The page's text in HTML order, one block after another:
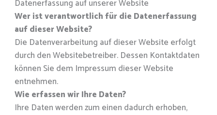
Datenerfassung auf unserer Website
Wer ist verantwortlich für die Datenerfassung
auf dieser Website?
Die Datenverarbeitung auf dieser Website erfolgt
durch den Websitebetreiber. Dessen Kontaktdaten
können Sie dem Impressum dieser Website
entnehmen.
Wie erfassen wir Ihre Daten?
Ihre Daten werden zum einen dadurch erhoben,